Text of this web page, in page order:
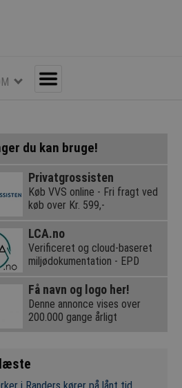
du kan bruge!
Privatgrossisten
Køb VVS online - Fri fragt ved
køb over Kr. 599,-
LCA.no
Verificeret og cloud-baseret
miljødokumentation - EPD
Få navn og logo her!
Denne annonce vises over
200.000 gange årligt
i Randers kører på lånt tid